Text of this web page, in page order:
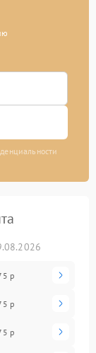
р
р
р